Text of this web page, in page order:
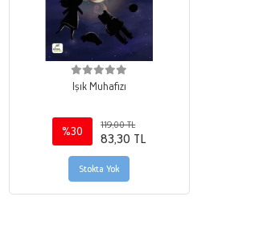
Işık Muhafızı
%30
119,00 TL
83,30 TL
Stokta Yok